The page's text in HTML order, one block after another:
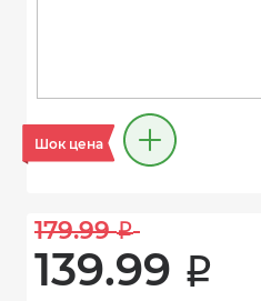
Шок цена
179.99 i
139.99 i